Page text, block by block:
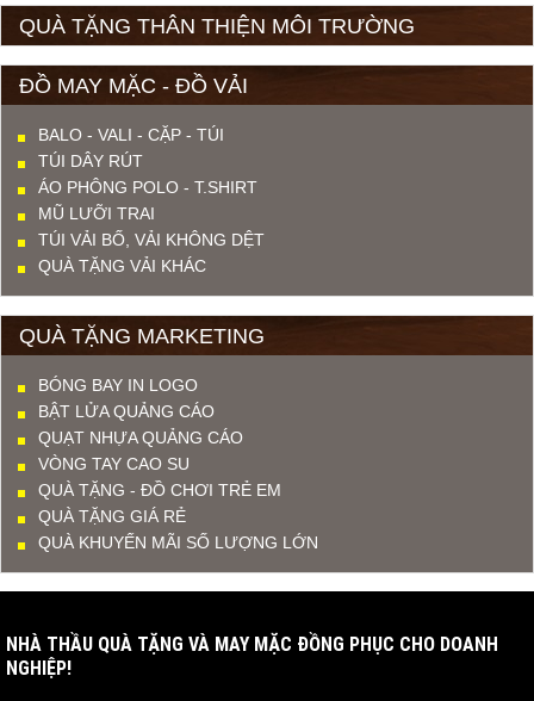
QUÀ TẶNG THÂN THIỆN MÔI TRƯỜNG
ĐỒ MAY MẶC - ĐỒ VẢI
BALO - VALI - CẶP - TÚI
TÚI DÂY RÚT
ÁO PHÔNG POLO - T.SHIRT
MŨ LƯỠI TRAI
TÚI VẢI BỐ, VẢI KHÔNG DỆT
QUÀ TẶNG VẢI KHÁC
QUÀ TẶNG MARKETING
BÓNG BAY IN LOGO
BẬT LỬA QUẢNG CÁO
QUẠT NHỰA QUẢNG CÁO
VÒNG TAY CAO SU
QUÀ TẶNG - ĐỒ CHƠI TRẺ EM
QUÀ TẶNG GIÁ RẺ
QUÀ KHUYẾN MÃI SỐ LƯỢNG LỚN
NHÀ THẦU QUÀ TẶNG VÀ MAY MẶC ĐỒNG PHỤC CHO DOANH
NGHIỆP!